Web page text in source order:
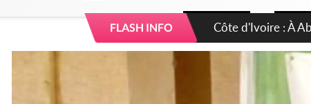
FLASH INFO
Côte d'Ivoire : 23
d'accélérateur aux